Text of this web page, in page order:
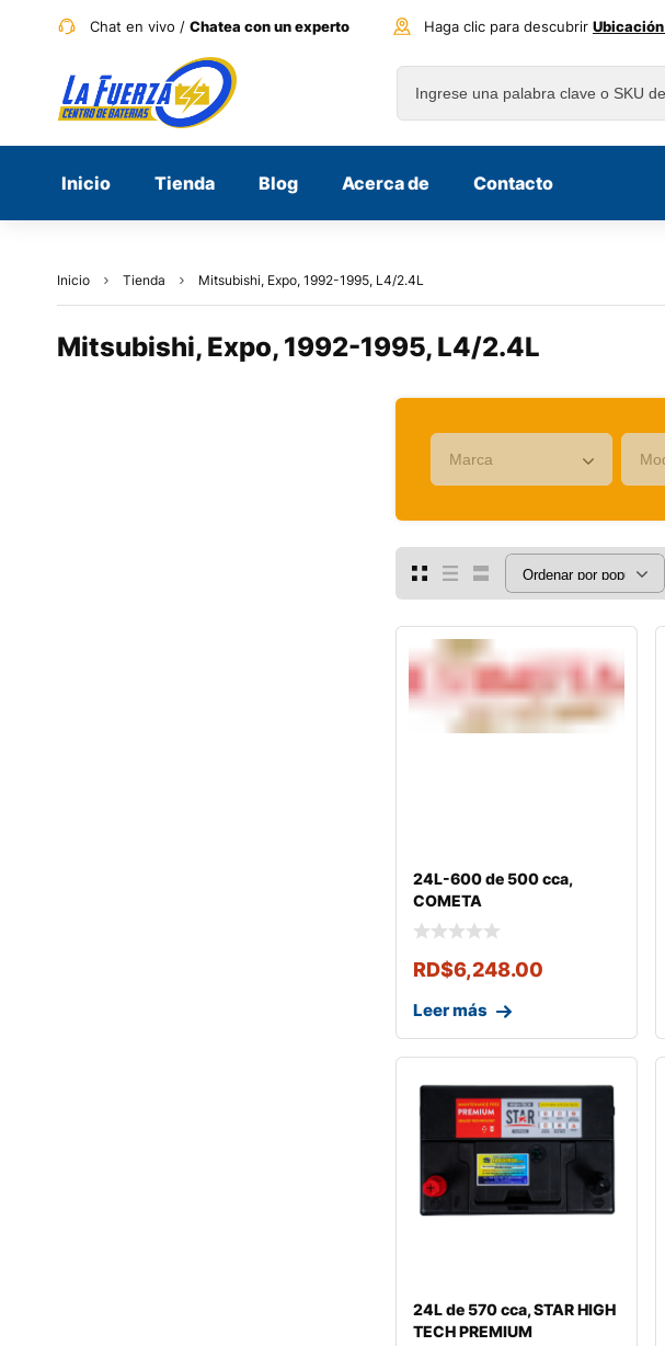
Chat en vivo / Chatea con un experto Haga clic para descubrir Ubicación
Inicio Tienda Blog Acerca de Contacto
Inicio Tienda Mitsubishi, Expo, 1992-1995, L4/2.4L
Mitsubishi, Expo, 1992-1995, L4/2.4L
24L-600 de 500 cca,
COMETA
RD$6,248.00
Leer más
24L de 570 cca, STAR HIGH
TECH PREMIUM